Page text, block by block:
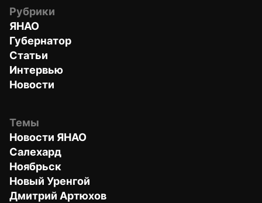
Рубрики
ЯНАО
Губернатор
Статьи
Интервью
Новости
Темы
Новости ЯНАО
Салехард
Ноябрьск
Новый Уренгой
Дмитрий Артюхов